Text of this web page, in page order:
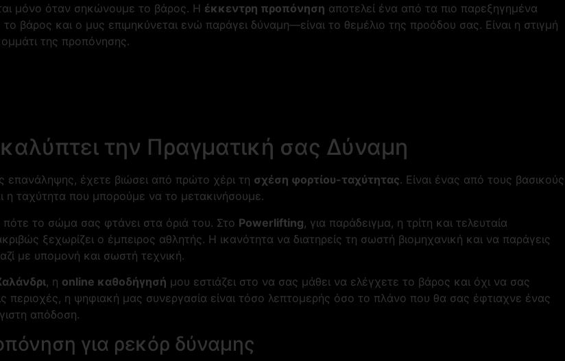
μόνο όταν σηκώνουμε το βάρος. Η έκκεντρη προπόνηση αποτελεί ένα από τα πιο παρεξηγημένα
βάρος και ο μυς επιμηκύνεται ενώ παράγει δύναμη—είναι το θεμέλιο της προόδου σας. Είναι η στιγμή
της προπόνησης.
την Πραγματική σας Δύναμη
επανάληψης, έχετε βιώσει από πρώτο χέρι τη σχέση φορτίου-ταχύτητας. Είναι ένας από τους βασικούς
η ταχύτητα που μπορούμε να το μετακινήσουμε.
το σώμα σας φτάνει στα όριά του. Στο Powerlifting, για παράδειγμα, η τρίτη και τελευταία
ξεχωρίζει ο έμπειρος αθλητής. Η ικανότητα να διατηρείς τη σωστή βιομηχανική και να παράγεις
με υπομονή και σωστή τεχνική.
, η online καθοδήγησή μου εστιάζει στο να σας μάθει να ελέγχετε το βάρος και όχι να σας
περιοχές, η ψηφιακή μας συνεργασία είναι τόσο λεπτομερής όσο το πλάνο που θα σας έφτιαχνε ένας
απόδοση.
για ρεκόρ δύναμης